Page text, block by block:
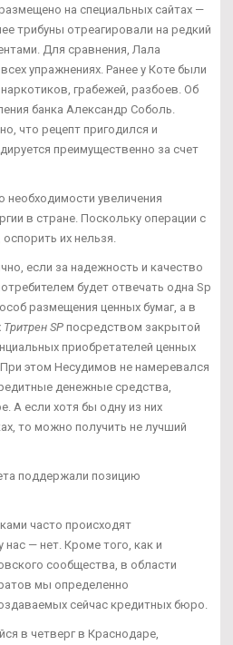
на специальных сайтах —
трибуны отреагировали на редкий
Для сравнения, Лала
упражнениях. Ранее у Коте были
грабежей, разбоев. Об
банка Александр Соболь.
что рецепт пригодился и
преимущественно за счет
необходимости увеличения
в стране. Поскольку операции с
их нельзя.
если за надежность и качество
будет отвечать одна Sp
размещения ценных бумаг, а в
Тритрен SP посредством закрытой
приобретателей ценных
этом Несудимов не намеревался
денежные средства,
А если хотя бы одну из них
то можно получить не лучший
поддержали позицию
часто происходят
— нет. Кроме того, как и
сообщества, в области
мы определенно
сейчас кредитных бюро.
в четверг в Краснодаре,